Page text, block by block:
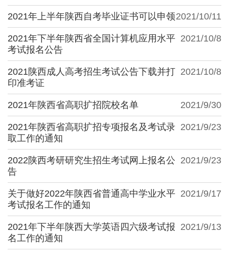
2021/10/11
2021年上半年陕西自考毕业证书可以申领
2021/10/8
2021年下半年陕西省全国计算机应用水平
考试报名公告
2021/10/8
2021陕西成人高考招生考试公告下载并打
印准考证
2021/9/30
2021年陕西省高职扩招院校名单
2021/9/23
2021年陕西省高职扩招专项报名及考试录
取工作的通知
2021/9/23
2022陕西考研研究生招生考试网上报名公
告
2021/9/17
关于做好2022年陕西省普通高中学业水平
考试报名工作的通知
2021/9/13
2021年下半年陕西大学英语四六级考试报
名工作的通知